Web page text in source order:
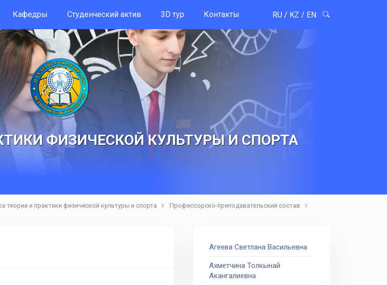
Кафедры Студенческий актив 3D тур Контакты RU / KZ / EN
ФИЗИЧЕСКОЙ КУЛЬТУРЫ И СПОРТА
теории и практики физической культуры и спорта
Профессорско-преподавательский состав
Агеева Светлана Васильевна
Ахметчина Толкынай
Акангалиевна